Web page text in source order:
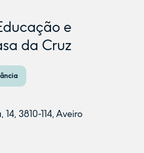
e
da Cruz
3810-114, Aveiro